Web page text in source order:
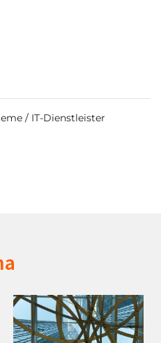
/ IT-Dienstleister